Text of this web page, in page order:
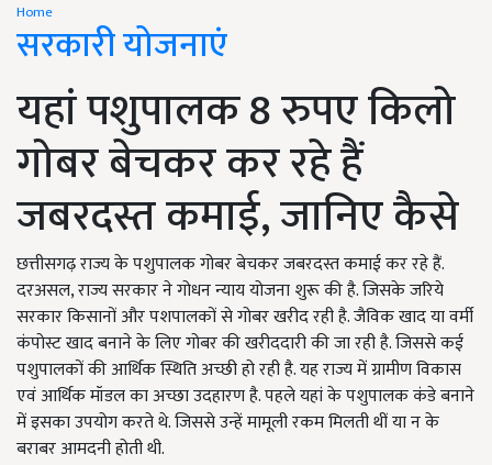
Home
सरकारी योजनाएं
यहां पशुपालक 8 रुपए किलो
गोबर बेचकर कर रहे हैं
जबरदस्त कमाई, जानिए कैसे
छत्तीसगढ़ राज्य के पशुपालक गोबर बेचकर जबरदस्त कमाई कर रहे हैं.
दरअसल, राज्य सरकार ने गोधन न्याय योजना शुरू की है. जिसके जरिये
सरकार किसानों और पशपालकों से गोबर खरीद रही है. जैविक खाद या वर्मी
कंपोस्ट खाद बनाने के लिए गोबर की खरीददारी की जा रही है. जिससे कई
पशुपालकों की आर्थिक स्थिति अच्छी हो रही है. यह राज्य में ग्रामीण विकास
एवं आर्थिक मॉडल का अच्छा उदहारण है. पहले यहां के पशुपालक कंडे बनाने
में इसका उपयोग करते थे. जिससे उन्हें मामूली रकम मिलती थीं या न के
बराबर आमदनी होती थी.